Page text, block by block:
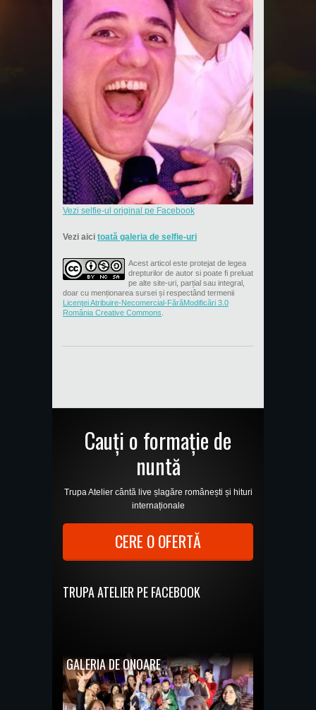
Vezi selfie-ul original pe Facebook
Vezi aici toată galeria de selfie-uri
Acest articol este protejat de legea
drepturilor de autor si poate fi preluat
pe alte site-uri, parțial sau integral,
doar cu menționarea sursei și respectând termenii
Licenţei Atribuire-Necomercial-FărăModificări 3.0
România Creative Commons
Cauți o formație de
nuntă
Trupa Atelier cântă live șlagăre românești și hituri
internaționale
CERE O OFERTĂ
TRUPA ATELIER PE FACEBOOK
GALERIA DE ONOARE